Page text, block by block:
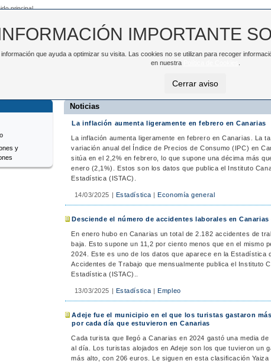
principal
EL ISTAC NOTICIAS DATOS ABIERTOS
Noticias
La inflación aumenta ligeramente en febrero en Canarias
La inflación aumenta ligeramente en febrero en Canarias. La
variación anual del Índice de Precios de Consumo (IPC) en
sitúa en el 2,2% en febrero, lo que supone una décima más
enero (2,1%). Estos son los datos que publica el Instituto
Estadística (ISTAC).
14/03/2025 | Estadística |Economía general
Desciende el número de accidentes laborales en Canarias
En enero hubo en Canarias un total de 2.182 accidentes de
baja. Esto supone un 11,2 por ciento menos que en el mismo
2024. Este es uno de los datos que aparece en la Estadística
Accidentes de Trabajo que mensualmente publica el Instituto
Estadística (ISTAC)..
13/03/2025 | Estadística |Empleo
Adeje fue el municipio en el que los turistas gastaron
por cada día que estuvieron en Canarias
Cada turista que llegó a Canarias en 2024 gastó una media de
al día. Los turistas alojados en Adeje son los que tuvieron un
más alto, con 206 euros. Le siguen en esta clasificación Yaiza
y
IMPORTANTE
que ayuda a optimizar su visita. Las cookies no se utilizan para recoger
en nuestra
Cerrar aviso